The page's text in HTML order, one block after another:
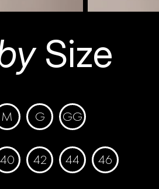
Size
M G GG
40 42 44 46